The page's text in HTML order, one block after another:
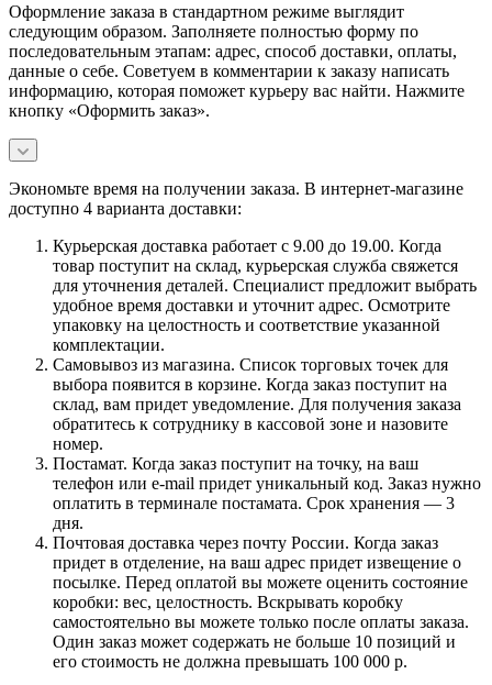
Оформление заказа в стандартном режиме выглядит
следующим образом. Заполняете полностью форму по
последовательным этапам: адрес, способ доставки, оплаты,
данные о себе. Советуем в комментарии к заказу написать
информацию, которая поможет курьеру вас найти. Нажмите
кнопку «Оформить заказ».
Экономьте время на получении заказа. В интернет-магазине
доступно 4 варианта доставки:
Курьерская доставка работает с 9.00 до 19.00. Когда
товар поступит на склад, курьерская служба свяжется
для уточнения деталей. Специалист предложит выбрать
удобное время доставки и уточнит адрес. Осмотрите
упаковку на целостность и соответствие указанной
комплектации.
Самовывоз из магазина. Список торговых точек для
выбора появится в корзине. Когда заказ поступит на
склад, вам придет уведомление. Для получения заказа
обратитесь к сотруднику в кассовой зоне и назовите
номер.
Постамат. Когда заказ поступит на точку, на ваш
телефон или e-mail придет уникальный код. Заказ нужно
оплатить в терминале постамата. Срок хранения — 3
дня.
Почтовая доставка через почту России. Когда заказ
придет в отделение, на ваш адрес придет извещение о
посылке. Перед оплатой вы можете оценить состояние
коробки: вес, целостность. Вскрывать коробку
самостоятельно вы можете только после оплаты заказа.
Один заказ может содержать не больше 10 позиций и
его стоимость не должна превышать 100 000 р.